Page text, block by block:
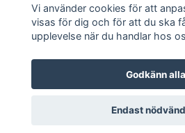
Läs mer
© 2026 Historiehemmet
Vi använder cookies för att
visas för dig och för att du ska
upplevelse när du handlar hos
Godkänn alla
Endast